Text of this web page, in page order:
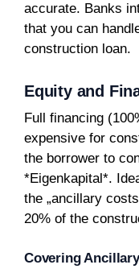
accurate. Banks
that you can
construction loan.
Equity and
Full financing
expensive for
the borrower to
*Eigenkapital*.
the „ancillary
20% of the
Covering